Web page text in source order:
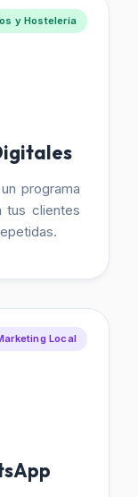
y Hostelería
programa
tus clientes
Local